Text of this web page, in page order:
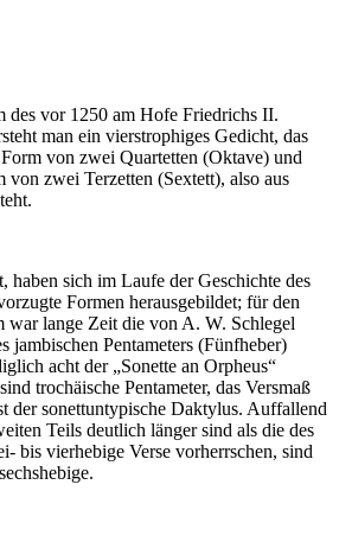
des vor 1250 am Hofe Friedrichs II.
man ein vierstrophiges Gedicht, das
von zwei Quartetten (Oktave) und
von zwei Terzetten (Sextett), also aus
haben sich im Laufe der Geschichte des
Formen herausgebildet; für den
war lange Zeit die von A. W. Schlegel
jambischen Pentameters (Fünfheber)
acht der „Sonette an Orpheus“
trochäische Pentameter, das Versmaß
der sonettuntypische Daktylus. Auffallend
Teils deutlich länger sind als die des
bis vierhebige Verse vorherrschen, sind